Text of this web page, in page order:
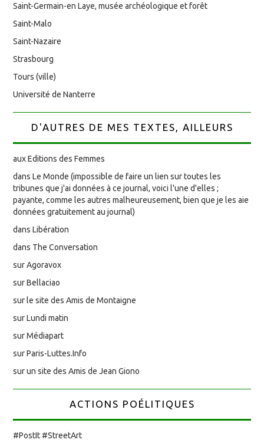
Saint-Germain-en Laye, musée archéologique et forêt
Saint-Malo
Saint-Nazaire
Strasbourg
Tours (ville)
Université de Nanterre
D'AUTRES DE MES TEXTES, AILLEURS
aux Editions des Femmes
dans Le Monde (impossible de faire un lien sur toutes les
tribunes que j'ai données à ce journal, voici l'une d'elles ;
payante, comme les autres malheureusement, bien que je les aie
données gratuitement au journal)
dans Libération
dans The Conversation
sur Agoravox
sur Bellaciao
sur le site des Amis de Montaigne
sur Lundi matin
sur Médiapart
sur Paris-Luttes.Info
sur un site des Amis de Jean Giono
ACTIONS POÉLITIQUES
#PostIt #StreetArt